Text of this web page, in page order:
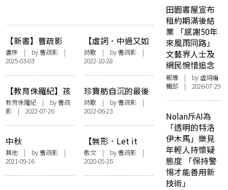
【新書】曹疏影
《石榴海難》自序
書序 | by曹疏影 |
2025-03-03
【虛詞．中過又如
何】人體盛
詩歌| by曹疏影|
2022-10-28
【教育侏羅紀】孩
童之靈光
教育侏羅紀 | by曹疏
影 | 2022-07-26
珍寶舫自沉的最後
身影
詩歌| by曹疏影|
2022-06-23
中秋
其他 | by曹疏影 |
2021-09-16
【無形．Let it
糕】雪花世界長白
糕
散文| by曹疏影|
2020-05-26
田園書屋宣布
租約期滿後結
業 「感謝50年
來風雨同路」
文藝界人士及
網民惋惜追念
報導 | by 虛詞編
輯部 | 2026-07-29
Nolan斥AI為
「透明的特洛
伊木馬」樂見
年輕人持懷疑
態度 「保持警
惕才能善用新
技術」